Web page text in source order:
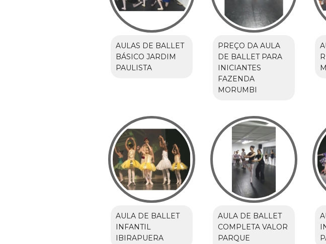
AULAS DE BALLET
BÁSICO JARDIM
PAULISTA
PREÇO DA AULA
DE BALLET PARA
INICIANTES
FAZENDA
MORUMBI
AULA DE BALLET
INFANTIL
IBIRAPUERA
AULA DE BALLET
COMPLETA VALOR
PARQUE